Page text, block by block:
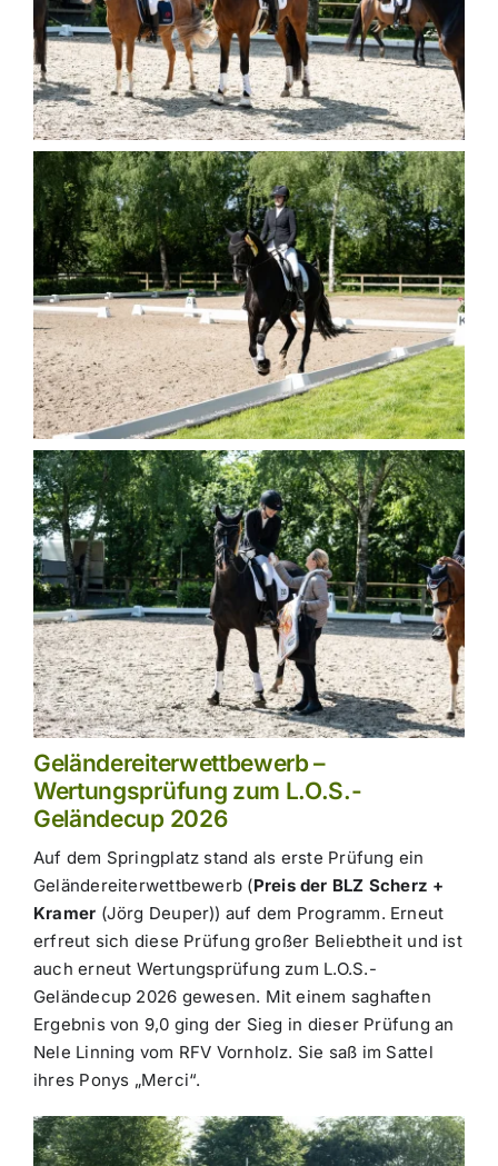
Geländereiterwettbewerb –
Wertungsprüfung zum L.O.S.-
Geländecup 2026
Auf dem Springplatz stand als erste Prüfung ein
Geländereiterwettbewerb (Preis der BLZ Scherz +
Kramer (Jörg Deuper)) auf dem Programm. Erneut
erfreut sich diese Prüfung großer Beliebtheit und ist
auch erneut Wertungsprüfung zum L.O.S.-
Geländecup 2026 gewesen. Mit einem saghaften
Ergebnis von 9,0 ging der Sieg in dieser Prüfung an
Nele Linning vom RFV Vornholz. Sie saß im Sattel
ihres Ponys „Merci“.